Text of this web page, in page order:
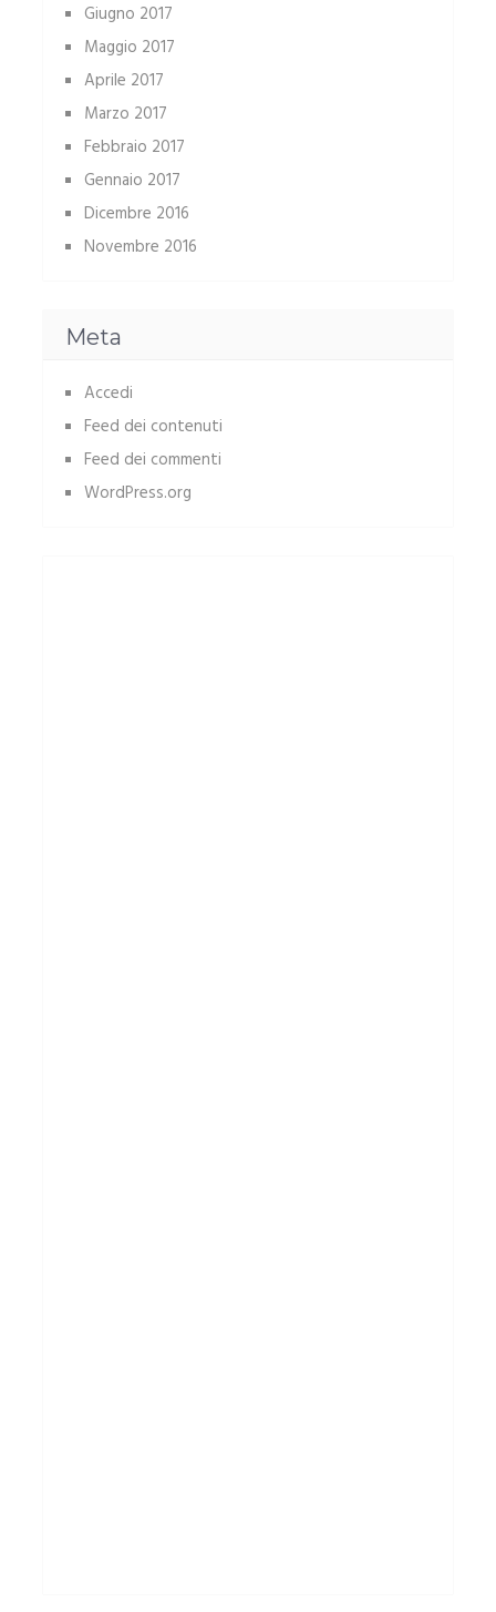
Giugno 2017
Maggio 2017
Aprile 2017
Marzo 2017
Febbraio 2017
Gennaio 2017
Dicembre 2016
Novembre 2016
Meta
Accedi
Feed dei contenuti
Feed dei commenti
WordPress.org